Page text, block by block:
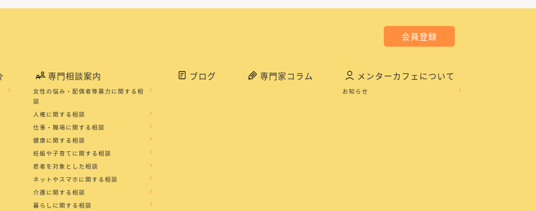
会員登録
専門相談案内
女性の悩み・配偶者等暴力に関する相
談
人権に関する相談
仕事・職場に関する相談
健康に関する相談
妊娠や子育てに関する相談
若者を対象とした相談
ネットやスマホに関する相談
介護に関する相談
暮らしに関する相談
ブログ 専門家コラム メンターカフェについて
お知らせ